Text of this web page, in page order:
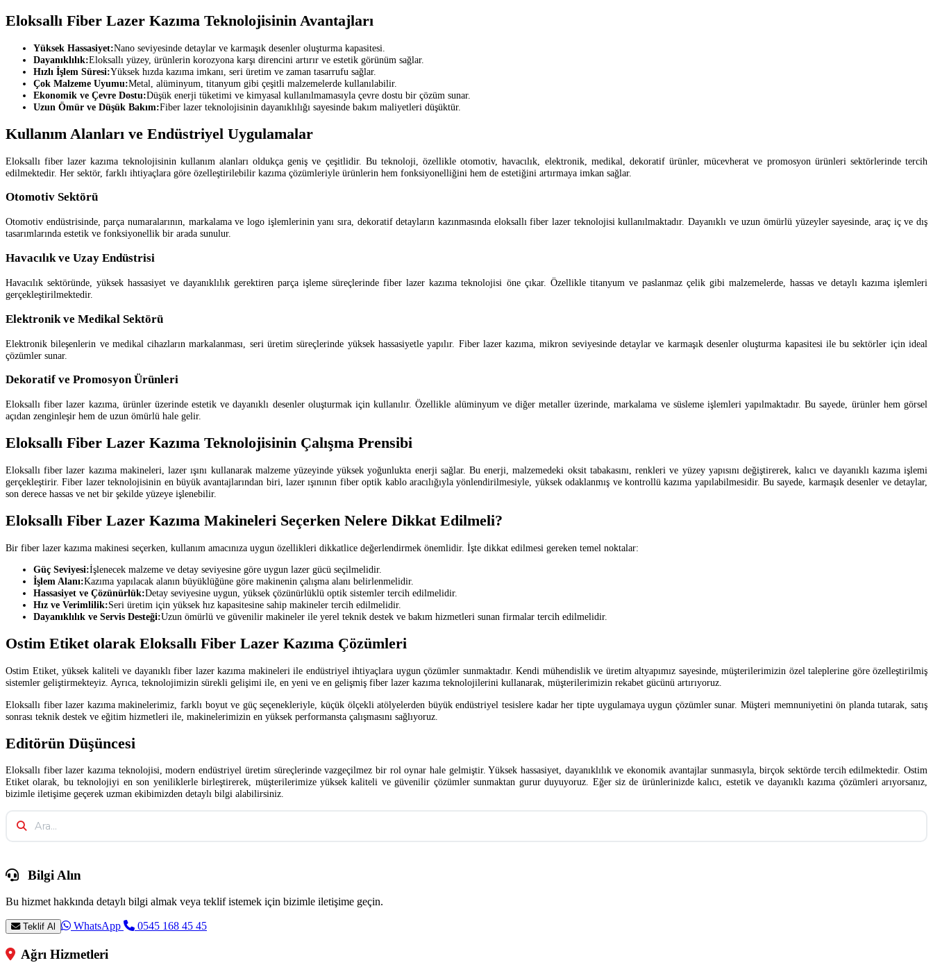
Eloksallı Fiber Lazer Kazıma Teknolojisinin Avantajları
Yüksek Hassasiyet:Nano seviyesinde detaylar ve karmaşık desenler oluşturma kapasitesi.
Dayanıklılık:Eloksallı yüzey, ürünlerin korozyona karşı direncini artırır ve estetik görünüm sağlar.
Hızlı İşlem Süresi:Yüksek hızda kazıma imkanı, seri üretim ve zaman tasarrufu sağlar.
Çok Malzeme Uyumu:Metal, alüminyum, titanyum gibi çeşitli malzemelerde kullanılabilir.
Ekonomik ve Çevre Dostu:Düşük enerji tüketimi ve kimyasal kullanılmamasıyla çevre dostu bir çözüm sunar.
Uzun Ömür ve Düşük Bakım:Fiber lazer teknolojisinin dayanıklılığı sayesinde bakım maliyetleri düşüktür.
Kullanım Alanları ve Endüstriyel Uygulamalar
Eloksallı fiber lazer kazıma teknolojisinin kullanım alanları oldukça geniş ve çeşitlidir. Bu teknoloji, özellikle otomotiv, havacılık, elektronik, medikal, dekoratif ürünler, mücevherat ve promosyon ürünleri sektörlerinde tercih
edilmektedir. Her sektör, farklı ihtiyaçlara göre özelleştirilebilir kazıma çözümleriyle ürünlerin hem fonksiyonelliğini hem de estetiğini artırmaya imkan sağlar.
Otomotiv Sektörü
Otomotiv endüstrisinde, parça numaralarının, markalama ve logo işlemlerinin yanı sıra, dekoratif detayların kazınmasında eloksallı fiber lazer teknolojisi kullanılmaktadır. Dayanıklı ve uzun ömürlü yüzeyler sayesinde, araç iç ve dış
tasarımlarında estetik ve fonksiyonellik bir arada sunulur.
Havacılık ve Uzay Endüstrisi
Havacılık sektöründe, yüksek hassasiyet ve dayanıklılık gerektiren parça işleme süreçlerinde fiber lazer kazıma teknolojisi öne çıkar. Özellikle titanyum ve paslanmaz çelik gibi malzemelerde, hassas ve detaylı kazıma işlemleri
gerçekleştirilmektedir.
Elektronik ve Medikal Sektörü
Elektronik bileşenlerin ve medikal cihazların markalanması, seri üretim süreçlerinde yüksek hassasiyetle yapılır. Fiber lazer kazıma, mikron seviyesinde detaylar ve karmaşık desenler oluşturma kapasitesi ile bu sektörler için ideal
çözümler sunar.
Dekoratif ve Promosyon Ürünleri
Eloksallı fiber lazer kazıma, ürünler üzerinde estetik ve dayanıklı desenler oluşturmak için kullanılır. Özellikle alüminyum ve diğer metaller üzerinde, markalama ve süsleme işlemleri yapılmaktadır. Bu sayede, ürünler hem görsel
açıdan zenginleşir hem de uzun ömürlü hale gelir.
Eloksallı Fiber Lazer Kazıma Teknolojisinin Çalışma Prensibi
Eloksallı fiber lazer kazıma makineleri, lazer ışını kullanarak malzeme yüzeyinde yüksek yoğunlukta enerji sağlar. Bu enerji, malzemedeki oksit tabakasını, renkleri ve yüzey yapısını değiştirerek, kalıcı ve dayanıklı kazıma işlemi
gerçekleştirir. Fiber lazer teknolojisinin en büyük avantajlarından biri, lazer ışınının fiber optik kablo aracılığıyla yönlendirilmesiyle, yüksek odaklanmış ve kontrollü kazıma yapılabilmesidir. Bu sayede, karmaşık desenler ve detaylar,
son derece hassas ve net bir şekilde yüzeye işlenebilir.
Eloksallı Fiber Lazer Kazıma Makineleri Seçerken Nelere Dikkat Edilmeli?
Bir fiber lazer kazıma makinesi seçerken, kullanım amacınıza uygun özellikleri dikkatlice değerlendirmek önemlidir. İşte dikkat edilmesi gereken temel noktalar:
Güç Seviyesi:İşlenecek malzeme ve detay seviyesine göre uygun lazer gücü seçilmelidir.
İşlem Alanı:Kazıma yapılacak alanın büyüklüğüne göre makinenin çalışma alanı belirlenmelidir.
Hassasiyet ve Çözünürlük:Detay seviyesine uygun, yüksek çözünürlüklü optik sistemler tercih edilmelidir.
Hız ve Verimlilik:Seri üretim için yüksek hız kapasitesine sahip makineler tercih edilmelidir.
Dayanıklılık ve Servis Desteği:Uzun ömürlü ve güvenilir makineler ile yerel teknik destek ve bakım hizmetleri sunan firmalar tercih edilmelidir.
Ostim Etiket olarak Eloksallı Fiber Lazer Kazıma Çözümleri
Ostim Etiket, yüksek kaliteli ve dayanıklı fiber lazer kazıma makineleri ile endüstriyel ihtiyaçlara uygun çözümler sunmaktadır. Kendi mühendislik ve üretim altyapımız sayesinde, müşterilerimizin özel taleplerine göre özelleştirilmiş
sistemler geliştirmekteyiz. Ayrıca, teknolojimizin sürekli gelişimi ile, en yeni ve en gelişmiş fiber lazer kazıma teknolojilerini kullanarak, müşterilerimizin rekabet gücünü artırıyoruz.
Eloksallı fiber lazer kazıma makinelerimiz, farklı boyut ve güç seçenekleriyle, küçük ölçekli atölyelerden büyük endüstriyel tesislere kadar her tipte uygulamaya uygun çözümler sunar. Müşteri memnuniyetini ön planda tutarak, satış
sonrası teknik destek ve eğitim hizmetleri ile, makinelerimizin en yüksek performansta çalışmasını sağlıyoruz.
Editörün Düşüncesi
Eloksallı fiber lazer kazıma teknolojisi, modern endüstriyel üretim süreçlerinde vazgeçilmez bir rol oynar hale gelmiştir. Yüksek hassasiyet, dayanıklılık ve ekonomik avantajlar sunmasıyla, birçok sektörde tercih edilmektedir. Ostim
Etiket olarak, bu teknolojiyi en son yeniliklerle birleştirerek, müşterilerimize yüksek kaliteli ve güvenilir çözümler sunmaktan gurur duyuyoruz. Eğer siz de ürünlerinizde kalıcı, estetik ve dayanıklı kazıma çözümleri arıyorsanız,
bizimle iletişime geçerek uzman ekibimizden detaylı bilgi alabilirsiniz.
Bilgi Alın
Bu hizmet hakkında detaylı bilgi almak veya teklif istemek için bizimle iletişime geçin.
Teklif Al WhatsApp 0545 168 45 45
Ağrı Hizmetleri